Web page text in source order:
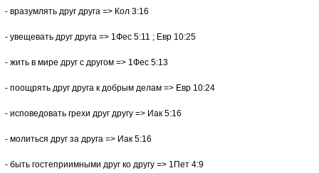
- вразумлять друг друга => Кол 3:16
- увещевать друг друга => 1Фес 5:11 ; Евр 10:25
- жить в мире друг с другом => 1Фес 5:13
- поощрять друг друга к добрым делам => Евр 10:24
- исповедовать грехи друг другу => Иак 5:16
- молиться друг за друга => Иак 5:16
- быть гостеприимными друг ко другу => 1Пет 4:9